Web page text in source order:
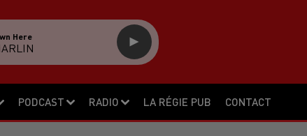
PODCAST RADIO LA RÉGIE PUB CONTACT
Here